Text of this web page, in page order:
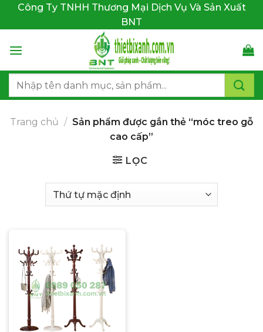
dung
Công Ty TNHH Thương Mại Dịch Vụ Và Sản Xuất
BNT
Tìm
Trang chủ / Sản phẩm được gắn thẻ “móc treo gỗ
cao cấp”
LỌC